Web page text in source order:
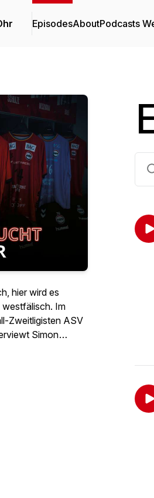
EpisodesAboutPodcasts
hier wird es
westfälisch. Im
Zweitligisten ASV
Simon
rund um den